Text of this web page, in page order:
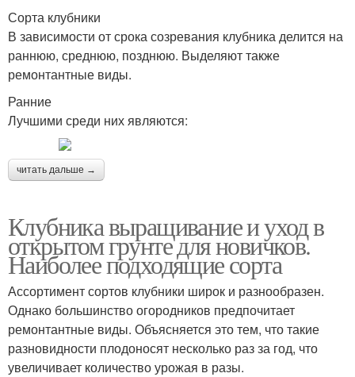
Сорта клубники
В зависимости от срока созревания клубника делится на
раннюю, среднюю, позднюю. Выделяют также
ремонтантные виды.
Ранние
Лучшими среди них являются:
читать дальше →
Клубника выращивание и уход в
открытом грунте для новичков.
Наиболее подходящие сорта
Ассортимент сортов клубники широк и разнообразен.
Однако большинство огородников предпочитает
ремонтантные виды. Объясняется это тем, что такие
разновидности плодоносят несколько раз за год, что
увеличивает количество урожая в разы.